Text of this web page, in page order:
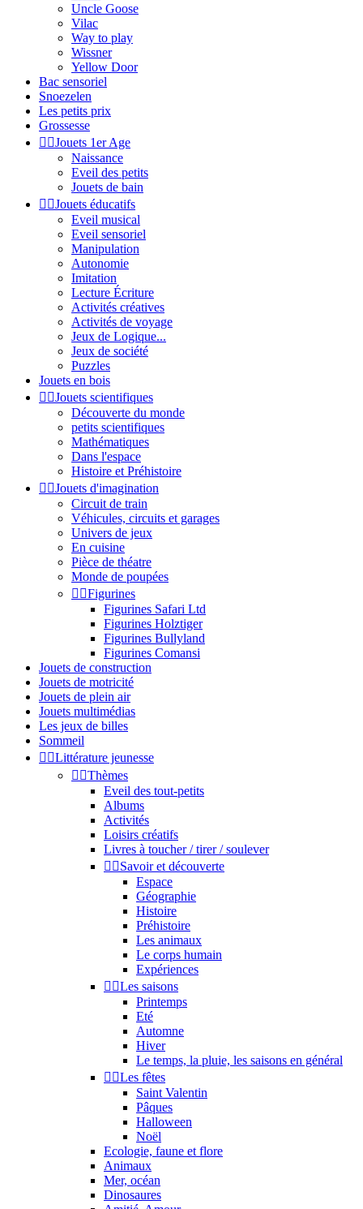
Uncle Goose
Vilac
Way to play
Wissner
Yellow Door
Bac sensoriel
Snoezelen
Les petits prix
Grossesse
 Jouets 1er Age
Naissance
Eveil des petits
Jouets de bain
 Jouets éducatifs
Eveil musical
Eveil sensoriel
Manipulation
Autonomie
Imitation
Lecture Écriture
Activités créatives
Activités de voyage
Jeux de Logique...
Jeux de société
Puzzles
Jouets en bois
 Jouets scientifiques
Découverte du monde
petits scientifiques
Mathématiques
Dans l'espace
Histoire et Préhistoire
 Jouets d'imagination
Circuit de train
Véhicules, circuits et garages
Univers de jeux
En cuisine
Pièce de théatre
Monde de poupées
 Figurines
Figurines Safari Ltd
Figurines Holztiger
Figurines Bullyland
Figurines Comansi
Jouets de construction
Jouets de motricité
Jouets de plein air
Jouets multimédias
Les jeux de billes
Sommeil
 Littérature jeunesse
 Thèmes
Eveil des tout-petits
Albums
Activités
Loisirs créatifs
Livres à toucher / tirer / soulever
 Savoir et découverte
Espace
Géographie
Histoire
Préhistoire
Les animaux
Le corps humain
Expériences
 Les saisons
Printemps
Eté
Automne
Hiver
Le temps, la pluie, les saisons en général
 Les fêtes
Saint Valentin
Pâques
Halloween
Noël
Ecologie, faune et flore
Animaux
Mer, océan
Dinosaures